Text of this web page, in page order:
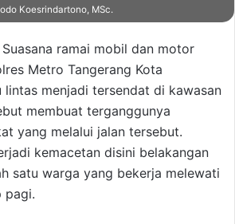
Koesrindartono, MSc.
Suasana ramai mobil dan motor
Metro Tangerang Kota
lintas menjadi tersendat di kawasan
membuat terganggunya
yang melalui jalan tersebut.
kemacetan disini belakangan
satu warga yang bekerja melewati
pagi.